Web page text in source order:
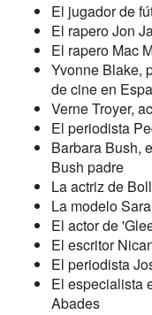
El jugador de
El rapero Jon
El rapero Mac
Yvonne Blake,
de cine en
Verne Troyer,
El periodista
Barbara Bush,
Bush padre
La actriz de
La modelo
El actor de
El escritor
El periodista
El especialista
Abades